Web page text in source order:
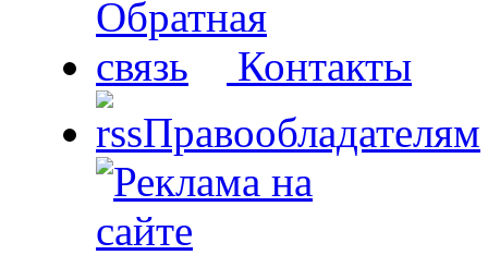
Контакты
Правообладателям